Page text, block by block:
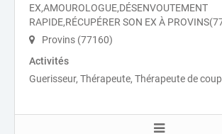
EX,AMOUROLOGUE,DÉSENVOUTEMENT
RAPIDE,RÉCUPÉRER SON EX À
Provins (77160)
Activités
Guerisseur, Thérapeute, Thérapeute de